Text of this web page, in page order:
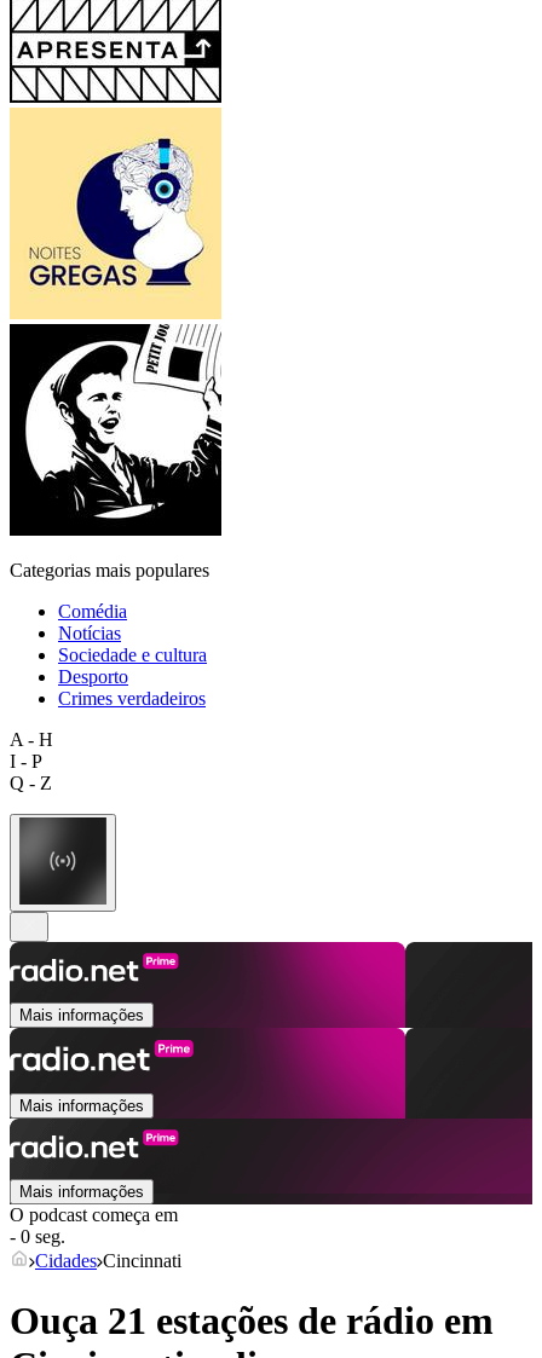
Categorias mais populares
Comédia
Notícias
Sociedade e cultura
Desporto
Crimes verdadeiros
A - H
I - P
Q - Z
Mais informações
Mais informações
Mais informações
O podcast começa em
- 0 seg.
Cidades Cincinnati
Ouça 21 estações de rádio em